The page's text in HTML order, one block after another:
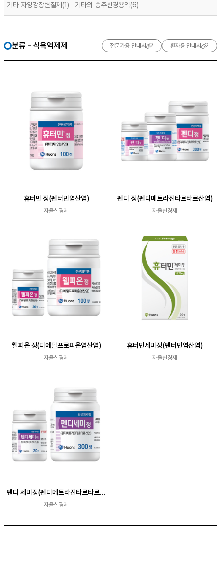
기타 자양강장변질제 (1) 기타의 중추신경용약(6)
분류 - 식욕억제제 전문가용 안내서 환자용 안내서
휴터민 정(펜터민염산염)
자율신경제
펜디 정(펜디메트라진타르타르산염)
자율신경제
웰피온 정(디에틸프로피온염산염)
자율신경제
휴터민세미정(펜터민염산염)
자율신경제
펜디 세미정(펜디메트라진타르타르산
자율신경제